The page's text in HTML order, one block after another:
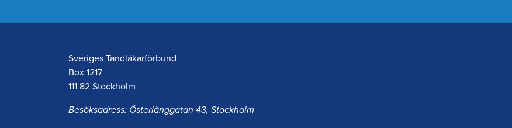
Sveriges Tandläkarförbund
Box 1217
111 82 Stockholm
Besöksadress: Österlånggatan 43, Stockholm